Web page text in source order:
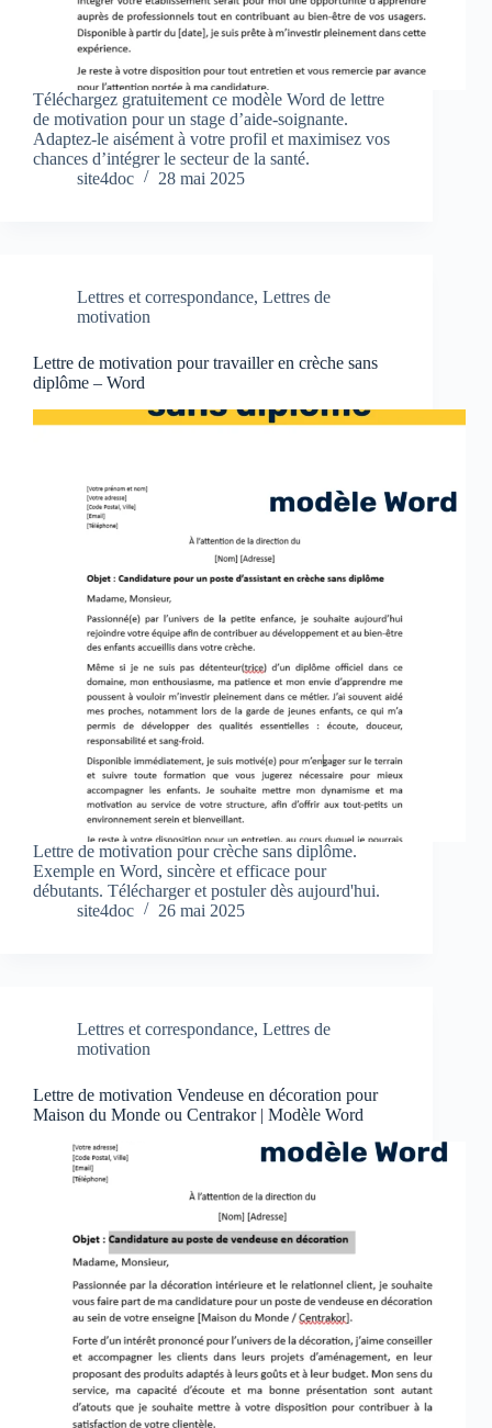
Téléchargez gratuitement ce modèle Word de lettre
de motivation pour un stage d’aide-soignante.
Adaptez-le aisément à votre profil et maximisez vos
chances d’intégrer le secteur de la santé.
site4doc
28 mai 2025
Lettres et correspondance, Lettres de
motivation
Lettre de motivation pour travailler en crèche sans
diplôme – Word
Lettre de motivation pour crèche sans diplôme.
Exemple en Word, sincère et efficace pour
débutants. Télécharger et postuler dès aujourd'hui.
site4doc
26 mai 2025
Lettres et correspondance, Lettres de
motivation
Lettre de motivation Vendeuse en décoration pour
Maison du Monde ou Centrakor | Modèle Word